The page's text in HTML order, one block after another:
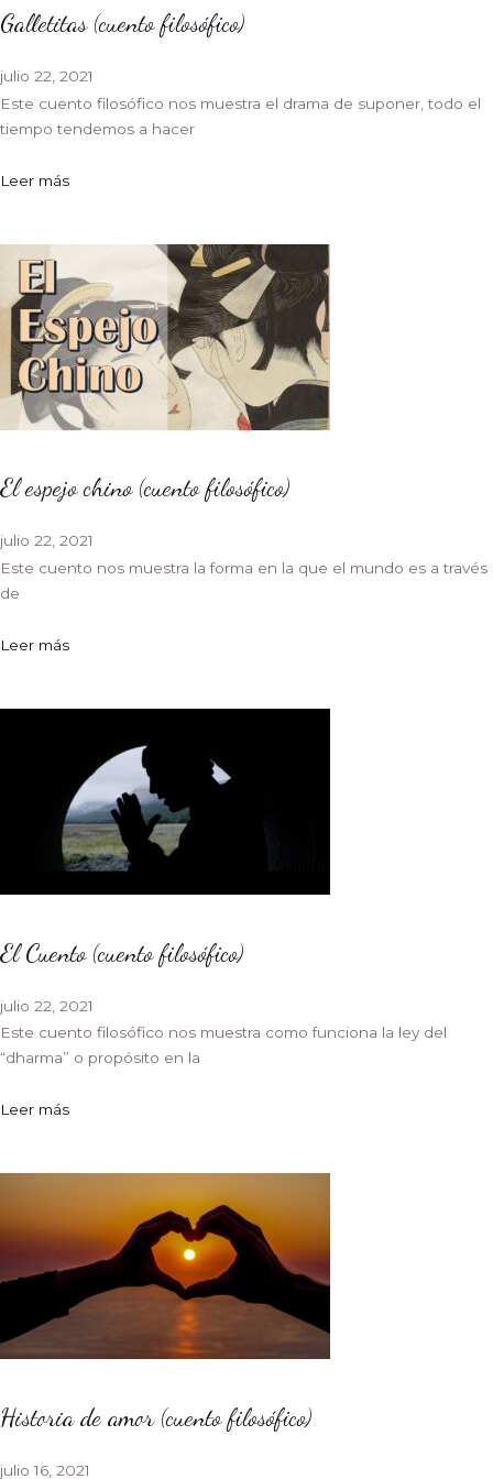
Galletitas (cuento filosófico)
julio 22, 2021
Este cuento filosófico nos muestra el drama de suponer, todo el
tiempo tendemos a hacer
Leer más
El espejo chino (cuento filosófico)
julio 22, 2021
Este cuento nos muestra la forma en la que el mundo es a través
de
Leer más
El Cuento (cuento filosófico)
julio 22, 2021
Este cuento filosófico nos muestra como funciona la ley del
“dharma” o propósito en la
Leer más
Historia de amor (cuento filosófico)
julio 16, 2021